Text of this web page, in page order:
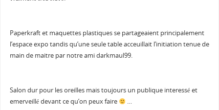
Paperkraft et maquettes plastiques se partageaient principalement
l’espace expo tandis qu’une seule table acceuillait l’initiation tenue de
main de maitre par notre ami darkmaul99.
Salon dur pour les oreilles mais toujours un publique interessé et
emerveillé devant ce qu’on peux faire
…